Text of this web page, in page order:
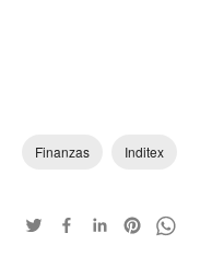
Finanzas Inditex